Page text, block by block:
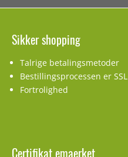
Sikker shopping
Talrige betalingsmetoder
Bestillingsprocessen er SSL
Fortrolighed
Certifikat emaerket